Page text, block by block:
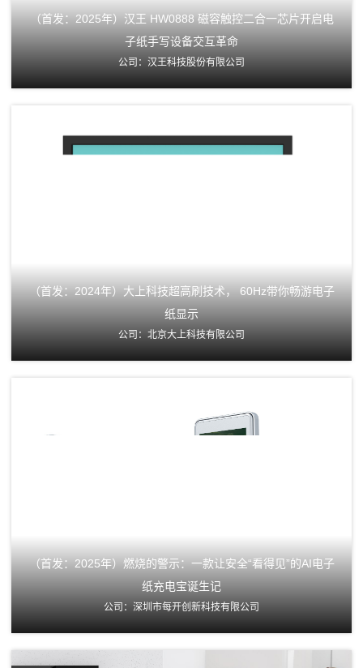
（首发：2025年）汉王 HW0888 磁容触控二合一芯片开启电
子纸手写设备交互革命
公司：汉王科技股份有限公司
（首发：2024年）大上科技超高刷技术， 60Hz带你畅游电子
纸显示
公司：北京大上科技有限公司
（首发：2025年）燃烧的警示：一款让安全“看得见”的AI电子
纸充电宝诞生记
公司：深圳市每开创新科技有限公司